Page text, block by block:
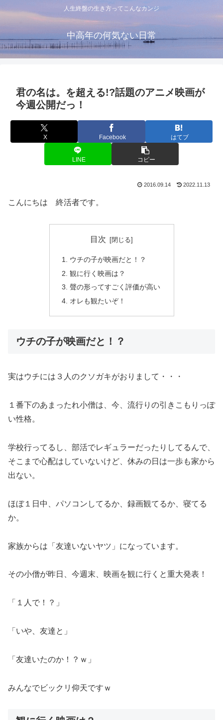
人生終盤の生き方ってこんなカンジ
中高年の何気ない日常
君の名は。を超える!?話題のアニメ映画が
今週公開だっ！
X Facebook はてブ
LINE コピー
2016.09.14 2022.11.13
こんにちは 終活者です。
目次
ウチの子が映画だと！？
観に行く映画は？
聲の形ってすごく評価が高い
オレも観たいぞ！
ウチの子が映画だと！？
実はウチには３人のクソガキがおりまして・・・
１番下のあまったれ小僧は、今、流行りの引きこもりっぽ
い性格。
学校行ってるし、部活でレギュラーだったりしてるんで、
そこまで心配はしていないけど、休みの日は一歩も家から
出ない。
ほぼ１日中、パソコンしてるか、録画観てるか、寝てる
か。
家族からは「友達いないヤツ」になっています。
その小僧が昨日、今週末、映画を観に行くと重大発表！
「１人で！？」
「いや、友達と」
「友達いたのか！？ｗ」
みんなでビックリ仰天ですｗ